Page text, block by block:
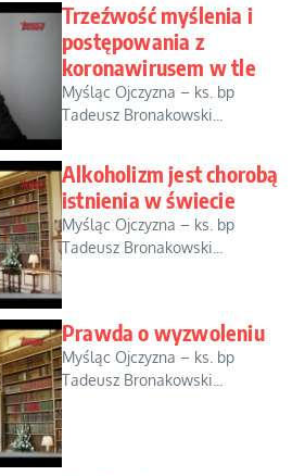
Trzeźwość myślenia i
postępowania z
koronawirusem w tle
Myśląc Ojczyzna – ks. bp
Tadeusz Bronakowski...
Alkoholizm jest chorobą
istnienia w świecie
Myśląc Ojczyzna – ks. bp
Tadeusz Bronakowski...
Prawda o wyzwoleniu
Myśląc Ojczyzna – ks. bp
Tadeusz Bronakowski...